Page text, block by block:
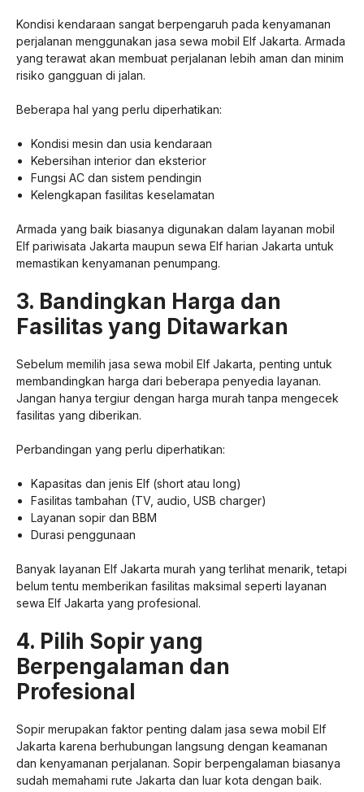
Kondisi kendaraan sangat berpengaruh pada kenyamanan
perjalanan menggunakan jasa sewa mobil Elf Jakarta. Armada
yang terawat akan membuat perjalanan lebih aman dan minim
risiko gangguan di jalan.
Beberapa hal yang perlu diperhatikan:
Kondisi mesin dan usia kendaraan
Kebersihan interior dan eksterior
Fungsi AC dan sistem pendingin
Kelengkapan fasilitas keselamatan
Armada yang baik biasanya digunakan dalam layanan mobil
Elf pariwisata Jakarta maupun sewa Elf harian Jakarta untuk
memastikan kenyamanan penumpang.
3. Bandingkan Harga dan
Fasilitas yang Ditawarkan
Sebelum memilih jasa sewa mobil Elf Jakarta, penting untuk
membandingkan harga dari beberapa penyedia layanan.
Jangan hanya tergiur dengan harga murah tanpa mengecek
fasilitas yang diberikan.
Perbandingan yang perlu diperhatikan:
Kapasitas dan jenis Elf (short atau long)
Fasilitas tambahan (TV, audio, USB charger)
Layanan sopir dan BBM
Durasi penggunaan
Banyak layanan Elf Jakarta murah yang terlihat menarik, tetapi
belum tentu memberikan fasilitas maksimal seperti layanan
sewa Elf Jakarta yang profesional.
4. Pilih Sopir yang
Berpengalaman dan
Profesional
Sopir merupakan faktor penting dalam jasa sewa mobil Elf
Jakarta karena berhubungan langsung dengan keamanan
dan kenyamanan perjalanan. Sopir berpengalaman biasanya
sudah memahami rute Jakarta dan luar kota dengan baik.